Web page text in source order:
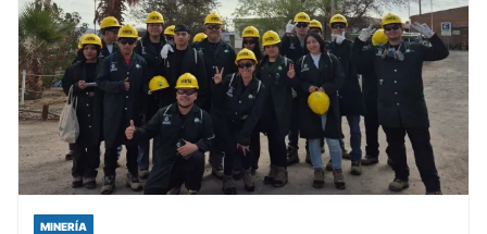
MINERÍA